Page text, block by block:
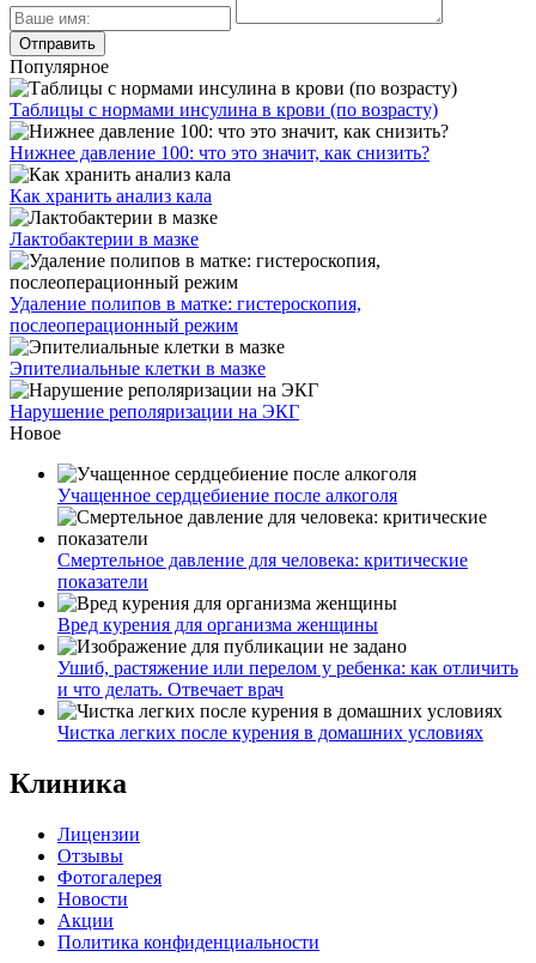
Популярное
Таблицы с нормами инсулина в крови (по возрасту)
Нижнее давление 100: что это значит, как снизить?
Как хранить анализ кала
Лактобактерии в мазке
Удаление полипов в матке: гистероскопия,
послеоперационный режим
Эпителиальные клетки в мазке
Нарушение реполяризации на ЭКГ
Новое
Учащенное сердцебиение после алкоголя
Смертельное давление для человека: критические
показатели
Вред курения для организма женщины
Ушиб, растяжение или перелом у ребенка: как отличить
и что делать. Отвечает врач
Чистка легких после курения в домашних условиях
Клиника
Лицензии
Отзывы
Фотогалерея
Новости
Акции
Политика конфиденциальности